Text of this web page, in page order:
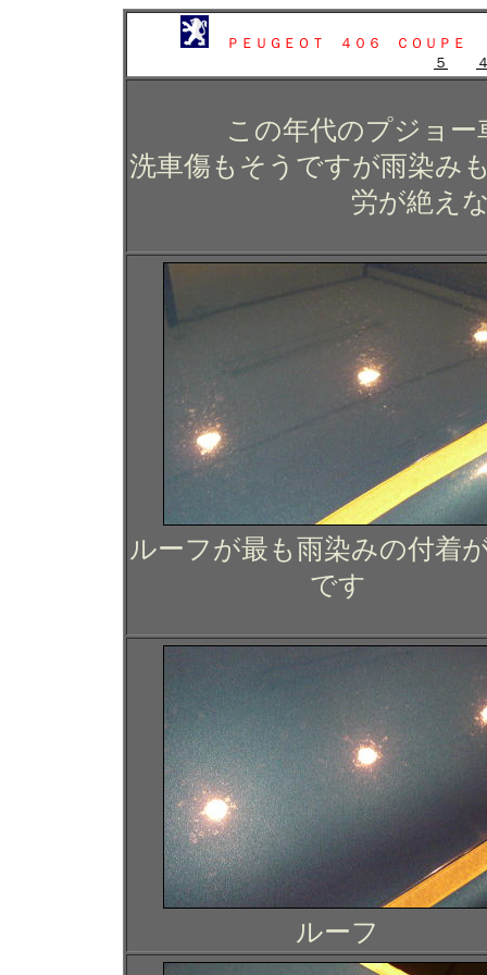
ＰＥＵＧＥＯＴ ４０６ ＣＯＵＰＥ
５
この年代のプジョ
洗車傷もそうですが雨染み
労が絶え
ルーフが最も雨染みの付着
です
ルーフ